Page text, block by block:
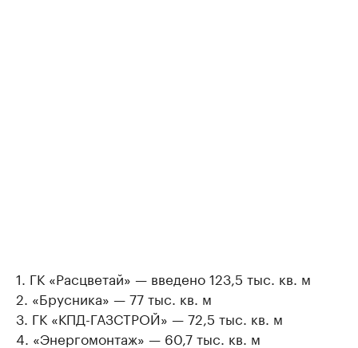
1. ГК «Расцветай» — введено 123,5 тыс. кв. м
2. «Брусника» — 77 тыс. кв. м
3. ГК «КПД-ГАЗСТРОЙ» — 72,5 тыс. кв. м
4. «Энергомонтаж» — 60,7 тыс. кв. м